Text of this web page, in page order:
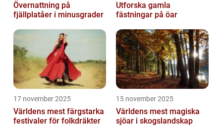
Övernattning på
fjällplatåer i minusgrader
Utforska gamla
fästningar på öar
17 november 2025
Världens mest färgstarka
festivaler för folkdräkter
15 november 2025
Världens mest magiska
sjöar i skogslandskap